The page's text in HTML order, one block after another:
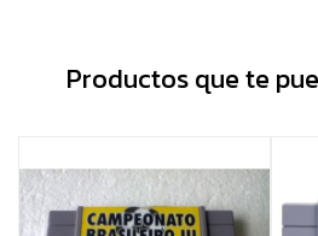
Productos que te